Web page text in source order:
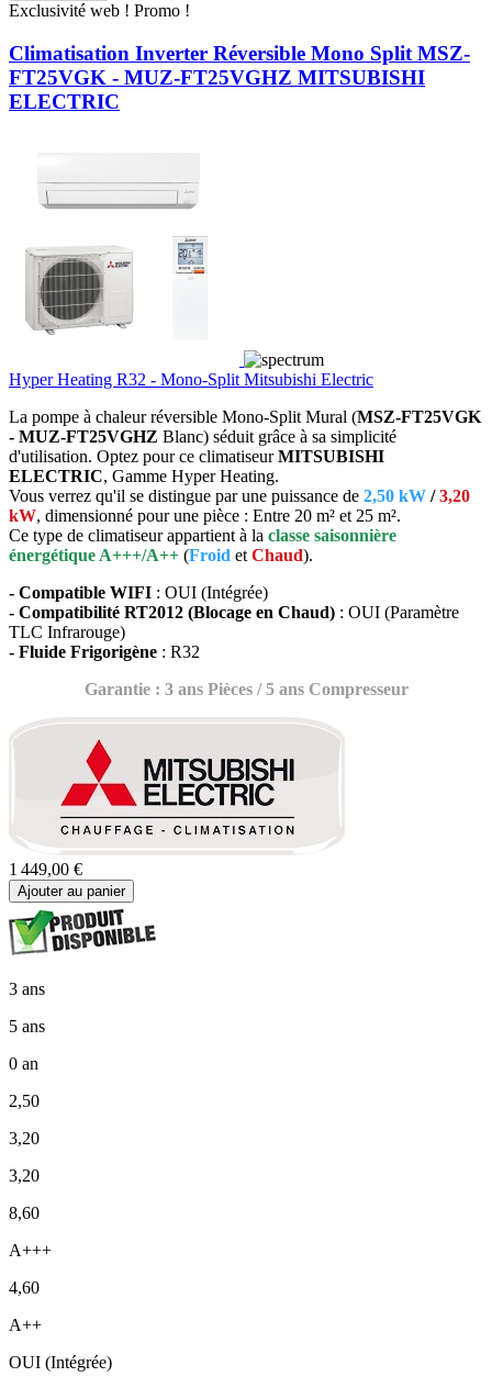
Exclusivité web ! Promo !
Climatisation Inverter Réversible Mono Split MSZ-
FT25VGK - MUZ-FT25VGHZ MITSUBISHI
ELECTRIC
Hyper Heating R32 - Mono-Split Mitsubishi Electric
La pompe à chaleur réversible Mono-Split Mural (MSZ-FT25VGK
- MUZ-FT25VGHZ Blanc) séduit grâce à sa simplicité
d'utilisation. Optez pour ce climatiseurMITSUBISHI
ELECTRIC, Gamme Hyper Heating.
Vous verrez qu'il se distingue par une puissance de 2,50 kW /3,20
kW, dimensionné pour une pièce : Entre 20 m² et 25 m².
Ce type de climatiseur appartient à la classe saisonnière
énergétique A+++/A++ (Froid et Chaud).
- Compatible WIFI : OUI (Intégrée)
- Compatibilité RT2012 (Blocage en Chaud) : OUI (Paramètre
TLC Infrarouge)
- Fluide Frigorigène : R32
Garantie : 3 ans Pièces / 5 ans Compresseur
1 449,00 €
Ajouter au panier
3 ans
5 ans
0 an
2,50
3,20
3,20
8,60
A+++
4,60
A++
OUI (Intégrée)